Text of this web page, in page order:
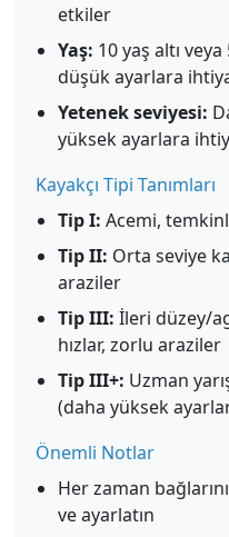
etkiler
Yaş: 10 yaş altı
düşük ayarlara
Yetenek seviyesi:
yüksek ayarlara
Kayakçı Tipi Tanımları
Tip I: Acemi,
Tip II: Orta seviye
araziler
Tip III: İleri düzey/
hızlar, zorlu araziler
Tip III+: Uzman
(daha yüksek
Önemli Notlar
Her zaman
ve ayarlatın